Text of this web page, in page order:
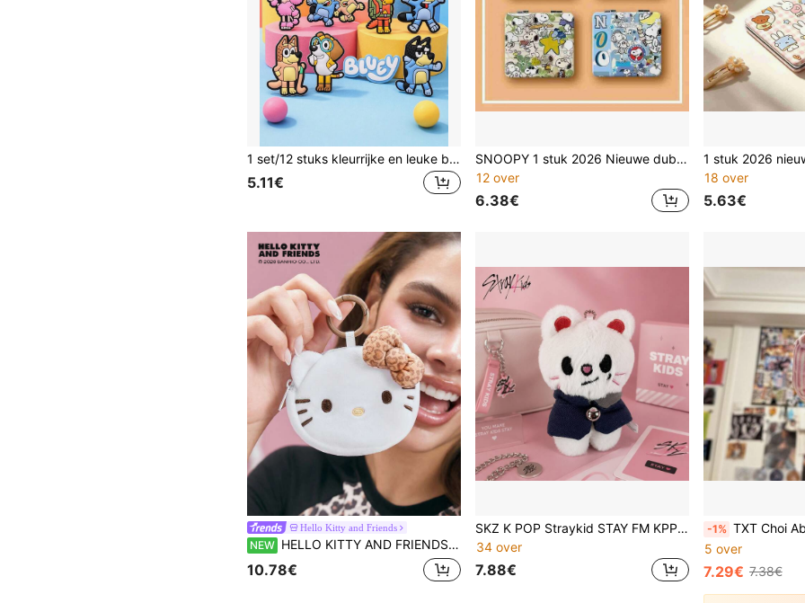
1 set/12 stuks kleurrijke en leuke bedeltjes met afbeeldingen van Bingo en vrienden, perfect voor kamerdecoratie, ideaal voor doe-het-zelfprojecten, creatieve personalisatie en unieke cadeau-ideeën voor fans, de perfecte feestartikelen (willekeurige stijl)
5.11€
SNOOPY 1 stuk 2026 Nieuwe dubbelzijdige spiegel, draagbare make-upspiegel, één platte spiegel en één vergrotende spiegel, prachtige bedrukte behuizing met afgerond ontwerp, compact en gemakkelijk op te bergen, cadeau voor vrienden en familie (willekeurige stijl)
12 over
6.38€
18 over
5.63€
Hello Kitty and Friends
NEW HELLO KITTY AND FRIENDS | SHEIN 1 stuk schattige cartoon-kleine tas, driedimensionale vorm, kan munten, kaarten, sleutels en andere benodigdheden bevatten, kan aan de tas worden gehangen
10.78€
SKZ K POP Straykid STAY FM KPP Anime Cartoon Sleutelhanger SKZ 5'CLOCK Mini Hanger MIMI Pop Muziekfestival Benodigdheden Fan Collectie Cadeaus Verjaardagscadeau Valentijnsdagcadeau
34 over
7.88€
-1% TXT Choi Abstracte Pop met Afneembare Ledematen en
5 over
7.29€ 7.38€